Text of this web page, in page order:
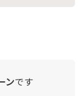
ンです